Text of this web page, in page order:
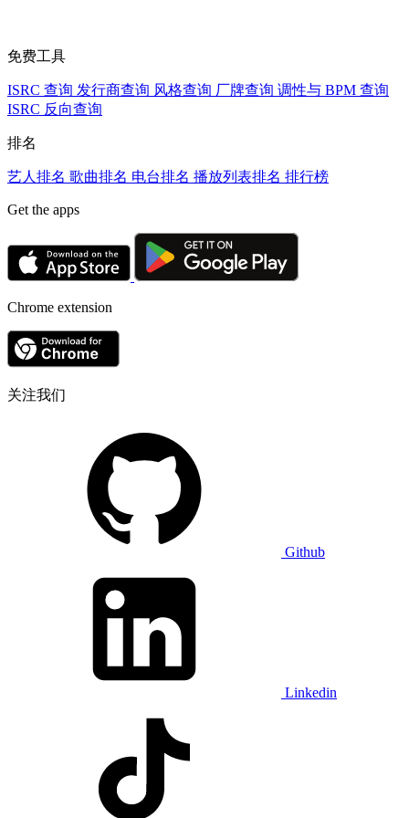
免费工具
ISRC 查询 发行商查询 风格查询 厂牌查询 调性与 BPM 查询
ISRC 反向查询
排名
艺人排名 歌曲排名 电台排名 播放列表排名 排行榜
Get the apps
Chrome extension
关注我们
Github
Linkedin